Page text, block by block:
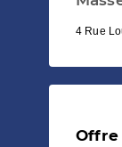
4 Rue
Offre